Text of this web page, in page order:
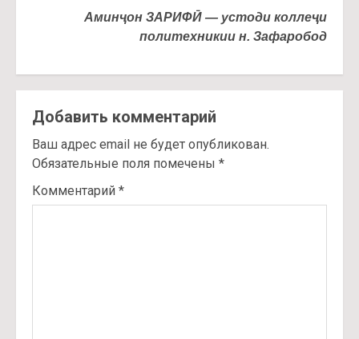
Аминҷон ЗАРИФӢ — устоди коллеҷи
политехникии н. Зафаробод
Добавить комментарий
Ваш адрес email не будет опубликован.
Обязательные поля помечены *
Комментарий *